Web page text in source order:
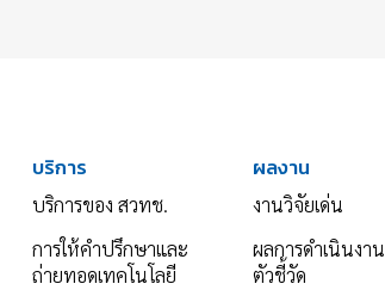
บริการ
บริการของ สวทช.
การให้คำปรึกษาและ
ถ่ายทอดเทคโนโลยี
ผลงาน
งานวิจัยเด่น
ผลการดำเนินงา
ตัวชี้วัด